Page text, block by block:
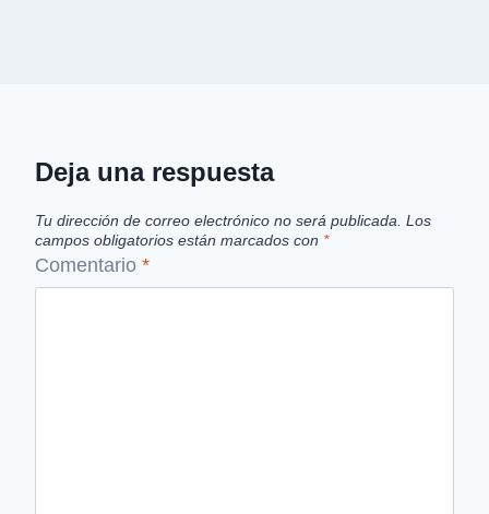
Deja una respuesta
Tu dirección de correo electrónico no será publicada. Los
campos obligatorios están marcados con *
Comentario *